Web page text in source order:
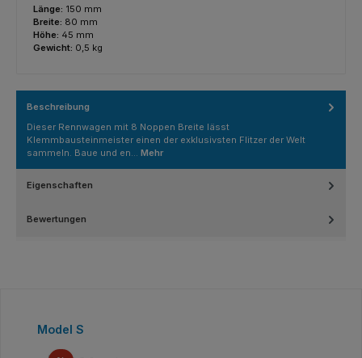
Länge: 150 mm
Breite: 80 mm
Höhe: 45 mm
Gewicht: 0,5 kg
Beschreibung
Dieser Rennwagen mit 8 Noppen Breite lässt
Klemmbausteinmeister einen der exklusivsten Flitzer der Welt
sammeln. Baue und en… Mehr
Eigenschaften
Bewertungen
Produktgalerie überspringen
Model S